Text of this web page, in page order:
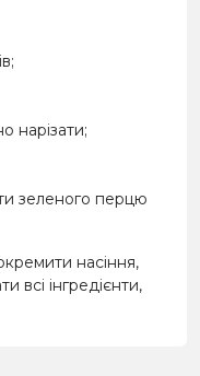
нарізати;
зеленого перцю
насіння,
всі інгредієнти,